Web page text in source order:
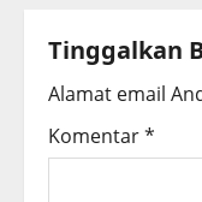
n
a
v
Tinggalkan
Alamat email
Komentar*